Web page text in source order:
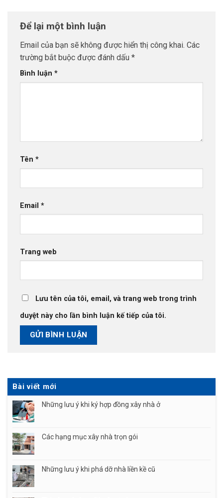
Để lại một bình luận
Email của bạn sẽ không được hiển thị công khai. Các
trường bắt buộc được đánh dấu *
Bình luận *
Tên *
Email *
Trang web
Lưu tên của tôi, email, và trang web trong trình
duyệt này cho lần bình luận kế tiếp của tôi.
Bài viết mới
Những lưu ý khi ký hợp đồng xây nhà ở
Các hạng mục xây nhà trọn gói
Những lưu ý khi phá dỡ nhà liền kề cũ